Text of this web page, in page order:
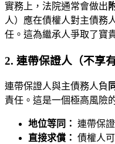
實務上，法院通常會做出
人）應在債權人對主債務
任。這為繼承人爭取了寶
2. 連帶保證人（不享
連帶保證人與主債務人負
責任。這是一個極高風險
地位等同： 連帶保
直接求償： 債權人